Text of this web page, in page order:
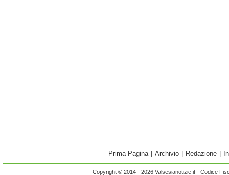
Prima Pagina | Archivio | Redazione |
Copyright © 2014 - 2026 Valsesianotizie.it - Codice